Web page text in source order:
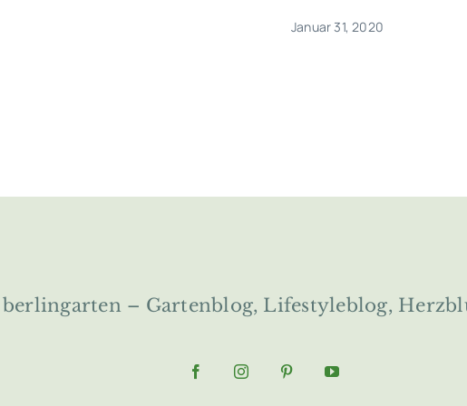
Januar 31, 2020
berlingarten – Gartenblog, Lifestyleblog,